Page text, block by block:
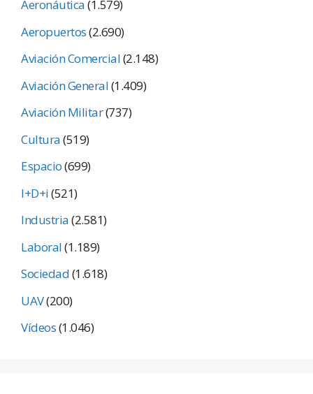
Aeronáutica(1.579)
Aeropuertos(2.690)
Aviación Comercial(2.148)
Aviación General(1.409)
Aviación Militar(737)
Cultura(519)
Espacio(699)
I+D+i(521)
Industria(2.581)
Laboral(1.189)
Sociedad(1.618)
UAV(200)
Vídeos(1.046)